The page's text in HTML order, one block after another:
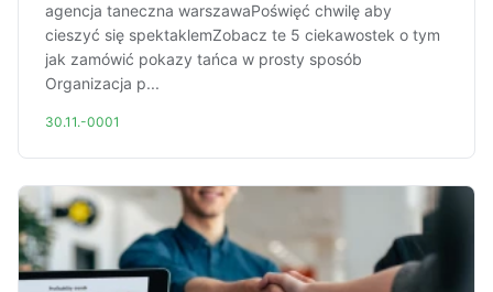
agencja taneczna warszawaPoświęć chwilę aby
cieszyć się spektaklemZobacz te 5 ciekawostek o tym
jak zamówić pokazy tańca w prosty sposób
Organizacja p...
30.11.-0001